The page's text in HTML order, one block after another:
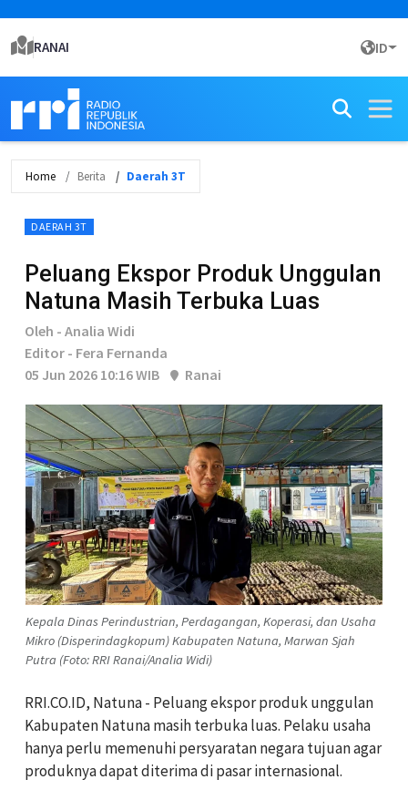
RANAI ID
Home Berita Daerah 3T
DAERAH 3T
Peluang Ekspor Produk Unggulan
Natuna Masih Terbuka Luas
Oleh - Analia Widi
Editor - Fera Fernanda
05 Jun 2026 10:16 WIB
Ranai
Kepala Dinas Perindustrian, Perdagangan, Koperasi, dan Usaha
Mikro (Disperindagkopum) Kabupaten Natuna, Marwan Sjah
Putra (Foto: RRI Ranai/Analia Widi)
RRI.CO.ID, Natuna - Peluang ekspor produk unggulan
Kabupaten Natuna masih terbuka luas. Pelaku usaha
hanya perlu memenuhi persyaratan negara tujuan agar
produknya dapat diterima di pasar internasional.